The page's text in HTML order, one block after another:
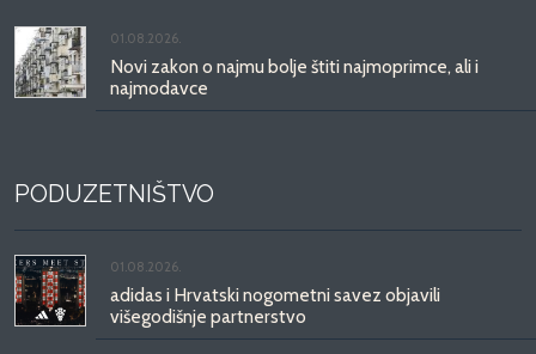
01.08.2026.
Novi zakon o najmu bolje štiti najmoprimce, ali i
najmodavce
PODUZETNIŠTVO
01.08.2026.
adidas i Hrvatski nogometni savez objavili
višegodišnje partnerstvo